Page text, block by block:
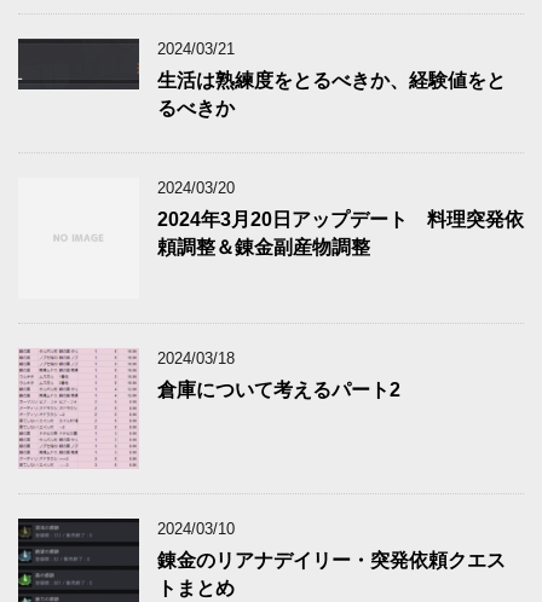
2024/03/21
生活は熟練度をとるべきか、経験値をと
るべきか
2024/03/20
2024年3月20日アップデート 料理突発依
頼調整＆錬金副産物調整
2024/03/18
倉庫について考えるパート2
2024/03/10
錬金のリアナデイリー・突発依頼クエス
トまとめ